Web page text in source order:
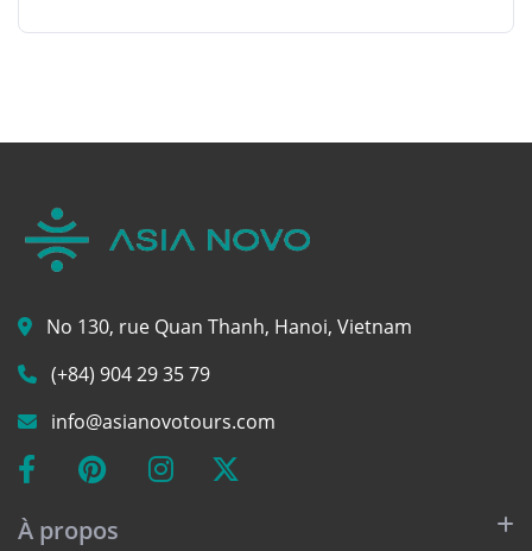
No 130, rue Quan Thanh, Hanoi, Vietnam
(+84) 904 29 35 79
info@asianovotours.com
À propos